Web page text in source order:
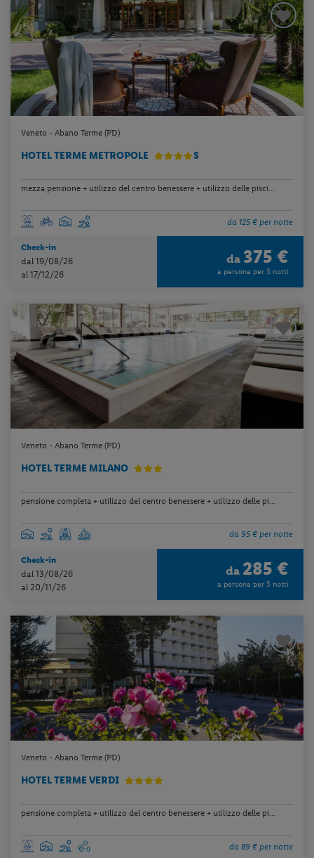
Veneto - Abano Terme (PD)
HOTEL TERME METROPOLE S
mezza pensione + utilizzo del centro benessere + utilizzo delle pisci...
da 125 € per notte
Check-in
dal 19/08/26
al 17/12/26
da 375 €
a persona per 3 notti
Veneto - Abano Terme (PD)
HOTEL TERME MILANO
pensione completa + utilizzo del centro benessere + utilizzo delle pi...
da 95 € per notte
Check-in
dal 13/08/26
al 20/11/26
da 285 €
a persona per 3 notti
Veneto - Abano Terme (PD)
HOTEL TERME VERDI
pensione completa + utilizzo del centro benessere + utilizzo delle pi...
da 89 € per notte